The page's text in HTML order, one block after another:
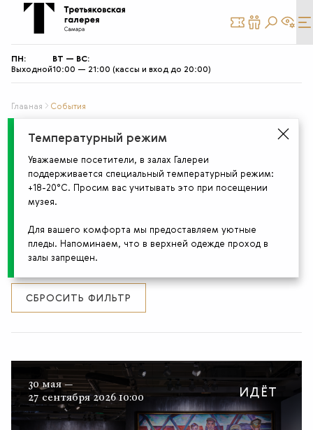
КУПИТЬ
СТАТЬ
ПН:
Выходной
ВТ — ВС:
10:00 — 21:00 (кассы и вход до 20:00)
Главная События
Подберите события
АУДИТОРИЯ
ТИП
СБРОСИТЬ ФИЛЬТР
30 мая —
27 сентября 2026 10:00
ИДЁТ
Температурный режим
Уважаемые посетители, в залах Галереи
поддерживается специальный температурный режим:
+18-20°С. Просим вас учитывать это при посещении
музея.
Для вашего комфорта мы предоставляем уютные
пледы. Напоминаем, что в верхней одежде проход в
залы запрещен.